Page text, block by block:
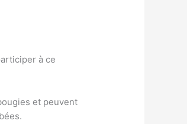
à ce
et peuvent